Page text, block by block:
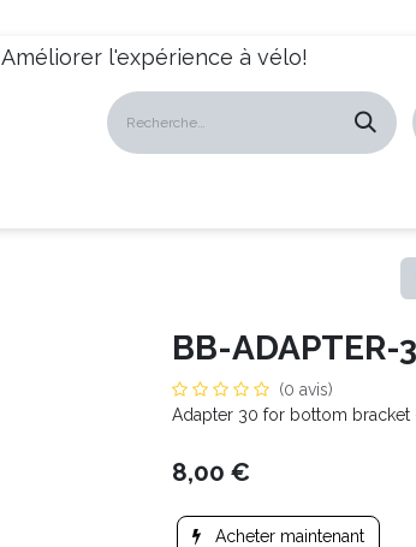
Améliorer l'expérience à vélo!
BB-ADAPTER-
(0 avis)
Adapter 30 for bottom bracket
8,00 €
Acheter maintenant